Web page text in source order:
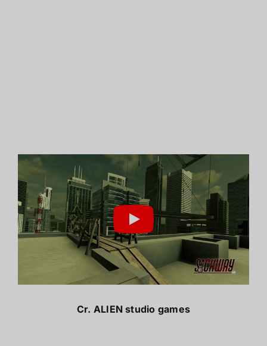
Cr. ALIEN studio games